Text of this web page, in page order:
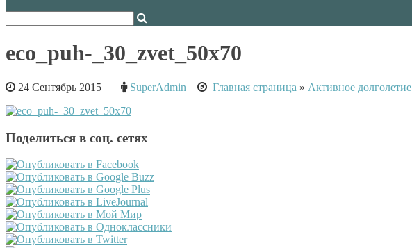
eco_puh-_30_zvet_50x70
24 Сентябрь 2015 SuperAdmin Главная страница » Активное долголетие
Поделиться в соц. сетях